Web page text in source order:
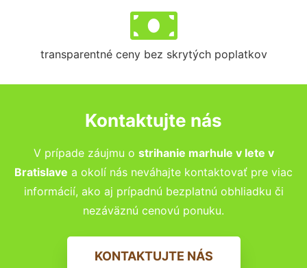
transparentné ceny bez skrytých poplatkov
Kontaktujte nás
V prípade záujmu o strihanie marhule v lete v
Bratislave a okolí nás neváhajte kontaktovať pre viac
informácií, ako aj prípadnú bezplatnú obhliadku či
nezáväznú cenovú ponuku.
KONTAKTUJTE NÁS